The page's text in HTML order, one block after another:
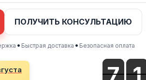
ПОЛУЧИТЬ КОНСУЛЬТАЦИЮ
• Быстрая доставка • Безопасная оплата